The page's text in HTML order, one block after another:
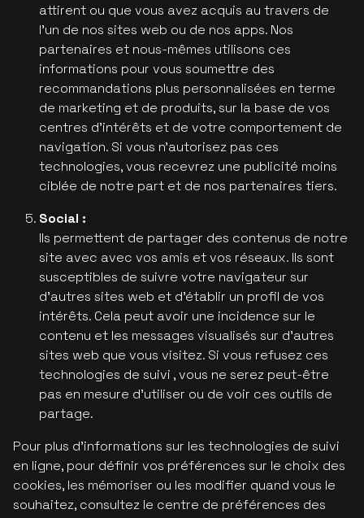
attirent ou que vous avez acquis au travers de
l'un de nos sites web ou de nos apps. Nos
partenaires et nous-mêmes utilisons ces
informations pour vous soumettre des
recommandations plus personnalisées en terme
de marketing et de produits, sur la base de vos
centres d'intérêts et de votre comportement de
navigation. Si vous n'autorisez pas ces
technologies, vous recevrez une publicité moins
ciblée de notre part et de nos partenaires tiers.
Social :
Ils permettent de partager des contenus de notre
site avec avec vos amis et vos réseaux. Ils sont
susceptibles de suivre votre navigateur sur
d'autres sites web et d’établir un profil de vos
intérêts. Cela peut avoir une incidence sur le
contenu et les messages visualisés sur d’autres
sites web que vous visitez. Si vous refusez ces
technologies de suivi , vous ne serez peut-être
pas en mesure d’utiliser ou de voir ces outils de
partage.
Pour plus d'informations sur les technologies de suivi
en ligne, pour définir vos préférences sur le choix des
cookies, les mémoriser ou les modifier quand vous le
souhaitez, consultez le centre de préférences des